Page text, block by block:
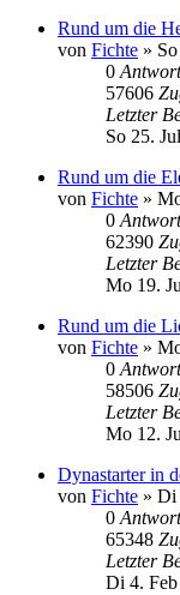
Rund um die
von Fichte »
0
57606
Letzter
So 25.
Rund um die
von Fichte »
0
62390
Letzter
Mo 19.
Rund um die
von Fichte »
0
58506
Letzter
Mo 12.
Dynastarter in
von Fichte » Di
0
65348
Letzter
Di 4.